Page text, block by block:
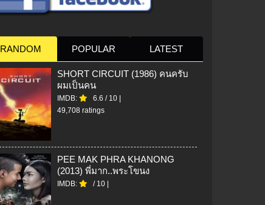
RANDOM POPULAR LATEST
SHORT CIRCUIT (1986) คนครับ
ผมเป็นคน
IMDB: 6.6 / 10
49,708 ratings
PEE MAK PHRA KHANONG
(2013) พี่มาก..พระโขนง
IMDB: / 10